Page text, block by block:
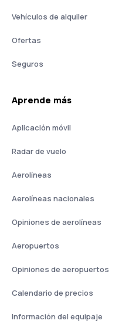
Vehículos de alquiler
Ofertas
Seguros
Aprende más
Aplicación móvil
Radar de vuelo
Aerolíneas
Aerolíneas nacionales
Opiniones de aerolíneas
Aeropuertos
Opiniones de aeropuertos
Calendario de precios
Información del equipaje